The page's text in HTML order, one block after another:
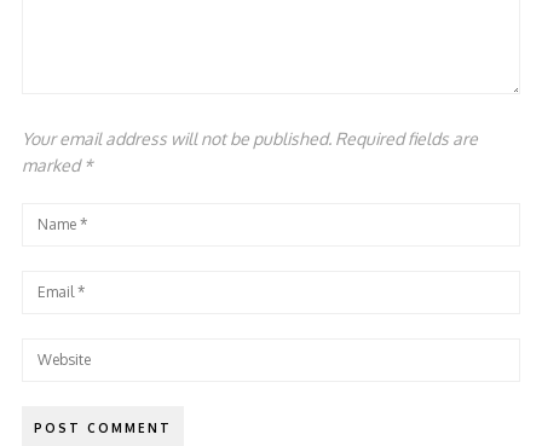
Your email address will not be published. Required fields are
marked*